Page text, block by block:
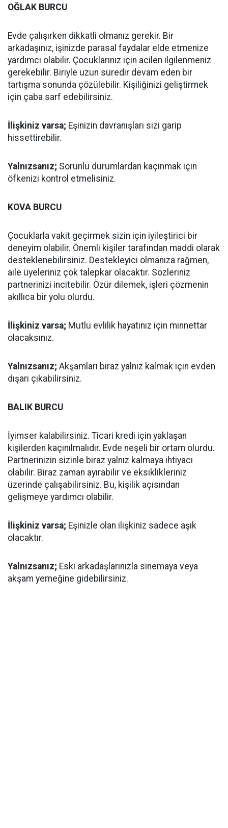
OĞLAK BURCU
Evde çalışırken dikkatli olmanız gerekir. Bir
arkadaşınız, işinizde parasal faydalar elde etmenize
yardımcı olabilir. Çocuklarınız için acilen ilgilenmeniz
gerekebilir. Biriyle uzun süredir devam eden bir
tartışma sonunda çözülebilir. Kişiliğinizi geliştirmek
için çaba sarf edebilirsiniz.
İlişkiniz varsa; Eşinizin davranışları sizi garip
hissettirebilir.
Yalnızsanız; Sorunlu durumlardan kaçınmak için
öfkenizi kontrol etmelisiniz.
KOVA BURCU
Çocuklarla vakit geçirmek sizin için iyileştirici bir
deneyim olabilir. Önemli kişiler tarafından maddi olarak
desteklenebilirsiniz. Destekleyici olmanıza rağmen,
aile üyeleriniz çok talepkar olacaktır. Sözleriniz
partnerinizi incitebilir. Özür dilemek, işleri çözmenin
akıllıca bir yolu olurdu.
İlişkiniz varsa; Mutlu evlilik hayatınız için minnettar
olacaksınız.
Yalnızsanız; Akşamları biraz yalnız kalmak için evden
dışarı çıkabilirsiniz.
BALIK BURCU
İyimser kalabilirsiniz. Ticari kredi için yaklaşan
kişilerden kaçınılmalıdır. Evde neşeli bir ortam olurdu.
Partnerinizin sizinle biraz yalnız kalmaya ihtiyacı
olabilir. Biraz zaman ayırabilir ve eksiklikleriniz
üzerinde çalışabilirsiniz. Bu, kişilik açısından
gelişmeye yardımcı olabilir.
İlişkiniz varsa; Eşinizle olan ilişkiniz sadece aşık
olacaktır.
Yalnızsanız; Eski arkadaşlarınızla sinemaya veya
akşam yemeğine gidebilirsiniz.